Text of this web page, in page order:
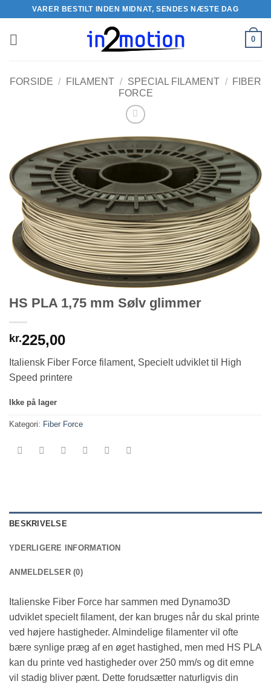
indhold
VARER BESTILT INDEN MIDNAT, SENDES NÆSTE DAG
0
FORSIDE / FILAMENT / SPECIAL FILAMENT /
FIBER
FORCE
HS PLA 1,75 mm Sølv glimmer
kr.225,00
Italiensk Fiber Force filament, Specielt udviklet til High
Speed printere
Ikke på lager
Kategori: Fiber Force
BESKRIVELSE
YDERLIGERE INFORMATION
ANMELDELSER (0)
Italienske Fiber Force har sammen med Dynamo3D
udviklet specielt filament, der kan bruges når du skal printe
ved højere hastigheder. Almindelige filamenter vil ofte
bære synlige præg af en øget hastighed, men med HS PLA
kan du printe ved hastigheder over 250 mm/s og dit emne
vil stadig bliver pænt. Dette forudsætter naturligvis din